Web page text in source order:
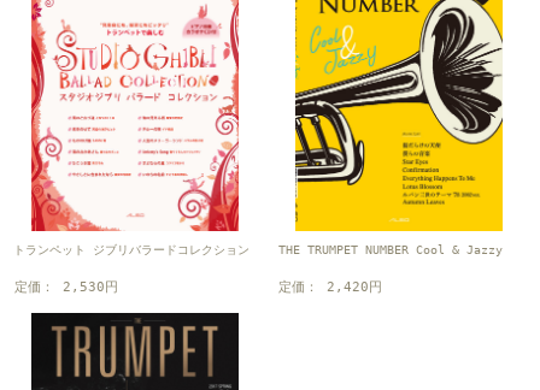
トランペット ジブリバラードコレクション
定価： 2,530円
THE TRUMPET NUMBER Cool & Jazzy
定価： 2,420円